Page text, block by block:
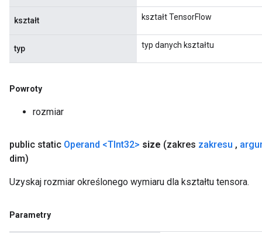
kształt kształt TensorFlow
typ typ danych kształtu
Powroty
rozmiar
public static Operand <TInt32> size (zakres zakresu ,
dim)
Uzyskaj rozmiar określonego wymiaru dla kształtu tensora.
Parametry